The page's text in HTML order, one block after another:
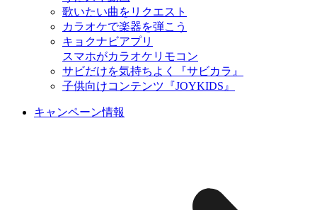
歌いたい曲をリクエスト
カラオケで楽器を弾こう
キョクナビアプリ
スマホがカラオケリモコン
サビだけを気持ちよく『サビカラ』
子供向けコンテンツ『JOYKIDS』
キャンペーン情報